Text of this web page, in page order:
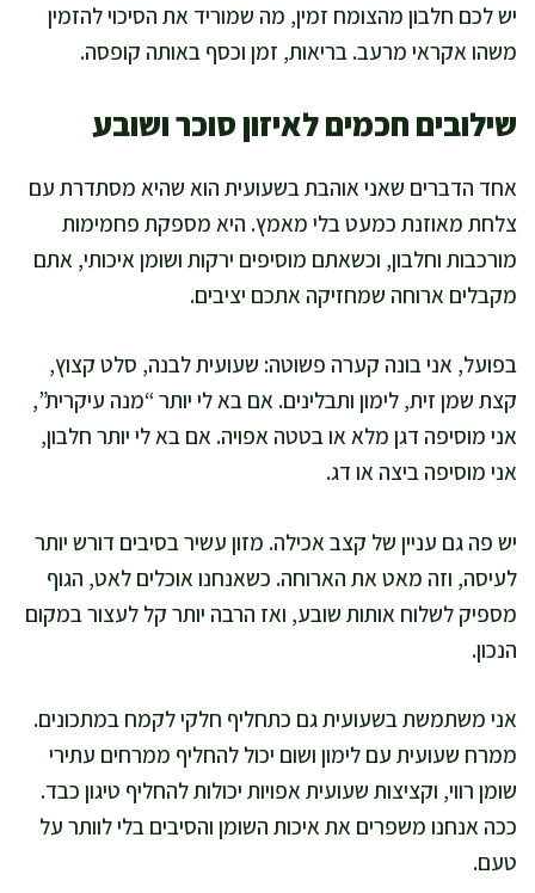
יש לכם חלבון מהצומח זמין, מה שמוריד את הסיכוי להזמין
משהו אקראי מרעב. בריאות, זמן וכסף באותה קופסה.
שילובים חכמים לאיזון סוכר ושובע
אחד הדברים שאני אוהבת בשעועית הוא שהיא מסתדרת עם
צלחת מאוזנת כמעט בלי מאמץ. היא מספקת פחמימות
מורכבות וחלבון, וכשאתם מוסיפים ירקות ושומן איכותי, אתם
מקבלים ארוחה שמחזיקה אתכם יציבים.
בפועל, אני בונה קערה פשוטה: שעועית לבנה, סלט קצוץ,
קצת שמן זית, לימון ותבלינים. אם בא לי יותר “מנה עיקרית”,
אני מוסיפה דגן מלא או בטטה אפויה. אם בא לי יותר חלבון,
אני מוסיפה ביצה או דג.
יש פה גם עניין של קצב אכילה. מזון עשיר בסיבים דורש יותר
לעיסה, וזה מאט את הארוחה. כשאנחנו אוכלים לאט, הגוף
מספיק לשלוח אותות שובע, ואז הרבה יותר קל לעצור במקום
הנכון.
אני משתמשת בשעועית גם כתחליף חלקי לקמח במתכונים.
ממרח שעועית עם לימון ושום יכול להחליף ממרחים עתירי
שומן רווי, וקציצות שעועית אפויות יכולות להחליף טיגון כבד.
ככה אנחנו משפרים את איכות השומן והסיבים בלי לוותר על
טעם.